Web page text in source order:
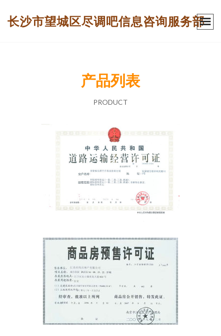
长沙市望城区尽调吧信息咨询服务部
产品列表
PRODUCT